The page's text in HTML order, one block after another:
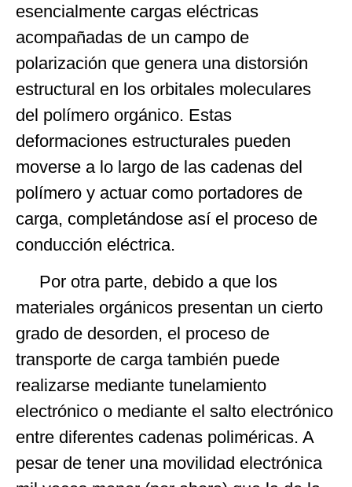
esencialmente cargas eléctricas
acompañadas de un campo de
polarización que genera una distorsión
estructural en los orbitales moleculares
del polímero orgánico. Estas
deformaciones estructurales pueden
moverse a lo largo de las cadenas del
polímero y actuar como portadores de
carga, completándose así el proceso de
conducción eléctrica.
Por otra parte, debido a que los
materiales orgánicos presentan un cierto
grado de desorden, el proceso de
transporte de carga también puede
realizarse mediante tunelamiento
electrónico o mediante el salto electrónico
entre diferentes cadenas poliméricas. A
pesar de tener una movilidad electrónica